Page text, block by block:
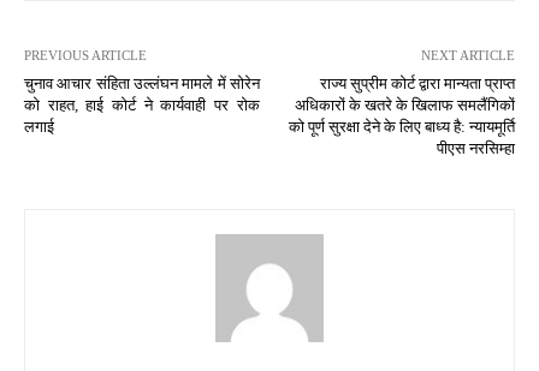
PREVIOUS ARTICLE
चुनाव आचार संहिता उल्लंघन मामले में सोरेन
को राहत, हाई कोर्ट ने कार्यवाही पर रोक
लगाई
NEXT ARTICLE
राज्य सुप्रीम कोर्ट द्वारा मान्यता प्राप्त
अधिकारों के खतरे के खिलाफ समलैंगिकों
को पूर्ण सुरक्षा देने के लिए बाध्य है: न्यायमूर्ति
पीएस नरसिम्हा